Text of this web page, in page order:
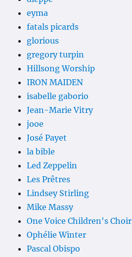
eyma
fatals picards
glorious
gregory turpin
Hillsong Worship
IRON MAIDEN
isabelle gaborio
Jean-Marie Vitry
jooe
José Payet
la bible
Led Zeppelin
Les Prêtres
Lindsey Stirling
Mike Massy
One Voice Children's Choir
Ophélie Winter
Pascal Obispo